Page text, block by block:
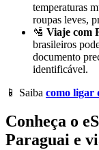
temperaturas
roupas leves,
🛂 Viaje com
brasileiros
documento
identificável.
📱 Saiba como ligar
Conheça o
Paraguai e